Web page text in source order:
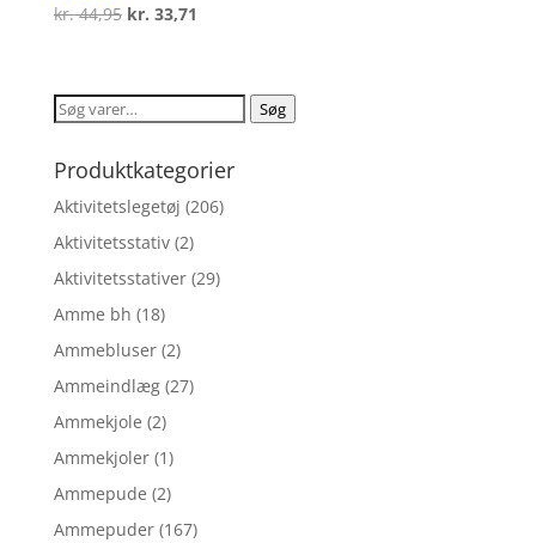
Vurderet
4.3
kr.44,95 Den
var:
kr. 44,95.
kr. 33,71
er:
kr. 33,71.
Søg
Søg
Produktkategorier
Aktivitetslegetøj (206)
Aktivitetsstativ (2)
Aktivitetsstativer (29)
Amme bh (18)
Ammebluser (2)
Ammeindlæg (27)
Ammekjole (2)
Ammekjoler (1)
Ammepude (2)
Ammepuder (167)